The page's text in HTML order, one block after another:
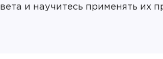
и научитесь применять их